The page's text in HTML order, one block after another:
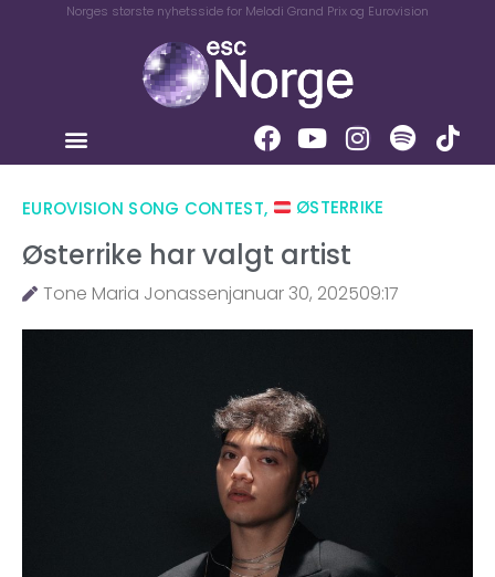
Norges største nyhetsside for Melodi Grand Prix og Eurovision
EUROVISION SONG CONTEST, ØSTERRIKE
Østerrike har valgt artist
Tone Maria Jonassenjanuar 30, 202509:17